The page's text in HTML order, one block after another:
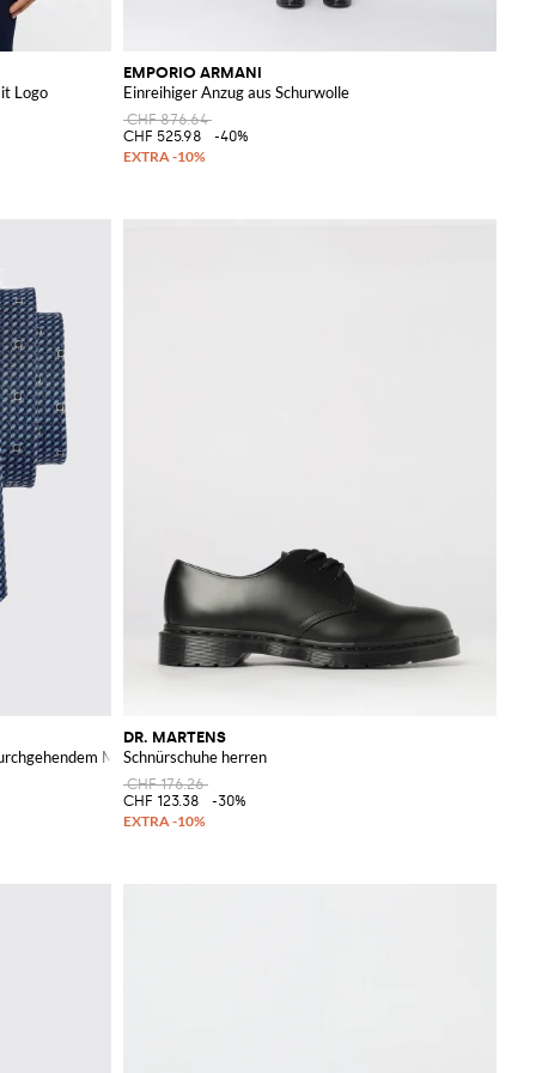
Logo
EMPORIO ARMANI
Einreihiger Anzug aus Schurwolle
CHF 876.64
CHF 525.98
-40%
Monogrammmuster
DR. MARTENS
Schnürschuhe herren
CHF 176.26
CHF 123.38
-30%